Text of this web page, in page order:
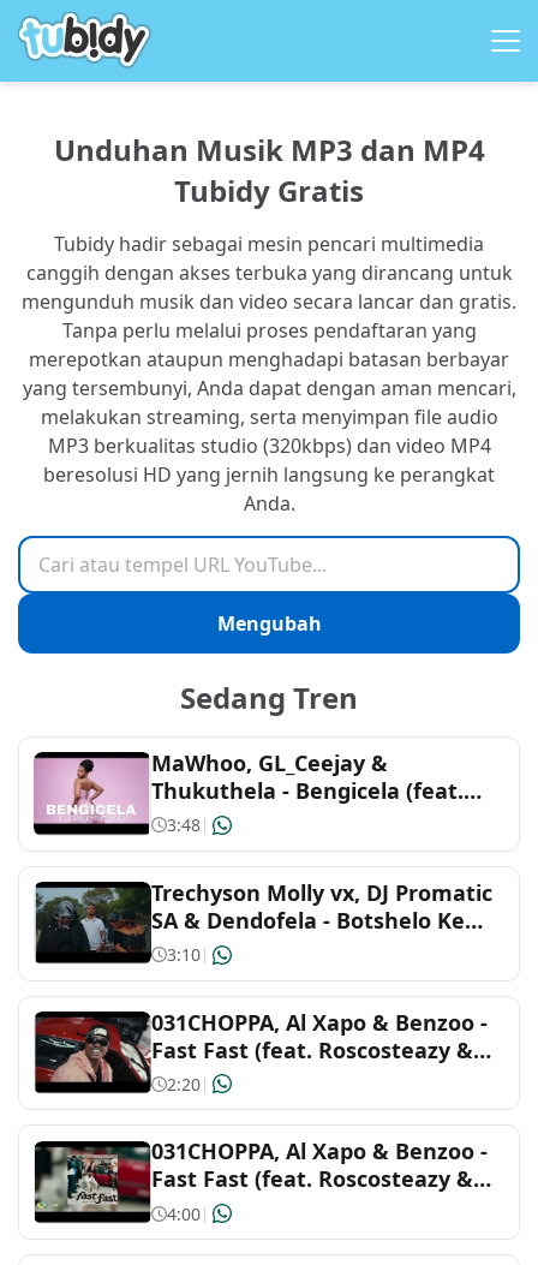
Chill
Commute
Energize
Feel-good
Focus
Gaming
Party
Sad
Sleep
Workout
African
Arabic
Blues
Cantopop
Login
My Playlists
My Stats
Upload
English
French
Indonesian
Malay
Tagalog
Spanish
Arabic
Turkish
Unduhan Musik MP3 dan MP4
Tubidy Gratis
Tubidy hadir sebagai mesin pencari multimedia
canggih dengan akses terbuka yang dirancang untuk
mengunduh musik dan video secara lancar dan gratis.
Tanpa perlu melalui proses pendaftaran yang
merepotkan ataupun menghadapi batasan berbayar
yang tersembunyi, Anda dapat dengan aman mencari,
melakukan streaming, serta menyimpan file audio
MP3 berkualitas studio (320kbps) dan video MP4
beresolusi HD yang jernih langsung ke perangkat
Anda.
Cari atau tempel URL YouTube
Mengubah
Sedang Tren
MaWhoo, GL_Ceejay &
Thukuthela - Bengicela (feat.
Jazzworx)
3:48|
Trechyson Molly vx, DJ Promatic
SA & Dendofela - Botshelo Ke
Eng
3:10|
031CHOPPA, Al Xapo & Benzoo -
Fast Fast (feat. Roscosteazy &
Optimist Music ZA)
2:20|
031CHOPPA, Al Xapo & Benzoo -
Fast Fast (feat. Roscosteazy &
Optimist Music ZA)
4:00|